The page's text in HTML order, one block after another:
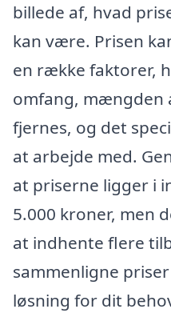
billede af, hvad
kan være. Prisen
en række faktorer,
omfang, mængden
fjernes, og det
at arbejde med.
at priserne ligger i
5.000 kroner, men
at indhente flere
sammenligne
løsning for dit